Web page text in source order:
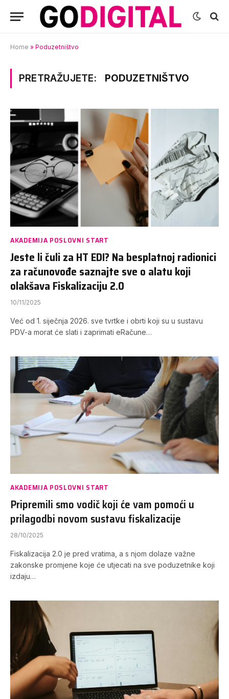
Home » Poduzetništvo
PRETRAŽUJETE: PODUZETNIŠTVO
AKADEMIJA POSLOVNI START
Jeste li čuli za HT EDI? Na besplatnoj radionici
za računovođe saznajte sve o alatu koji
olakšava Fiskalizaciju 2.0
10/11/2025
Već od 1. siječnja 2026. sve tvrtke i obrti koji su u sustavu
PDV-a morat će slati i zaprimati eRačune…
AKADEMIJA POSLOVNI START
Pripremili smo vodič koji će vam pomoći u
prilagodbi novom sustavu fiskalizacije
28/10/2025
Fiskalizacija 2.0 je pred vratima, a s njom dolaze važne
zakonske promjene koje će utjecati na sve poduzetnike koji
izdaju…